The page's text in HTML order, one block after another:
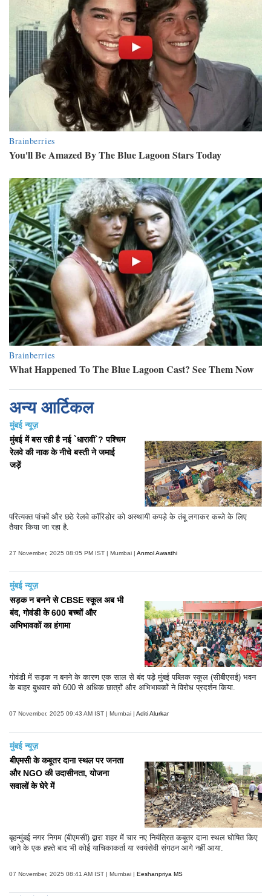
अन्य आर्टिकल
मुंबई न्यूज़
मुंबई में बस रही है नई `धारावी`? पश्चिम
रेलवे की नाक के नीचे बस्ती ने जमाई
जड़ें
परित्यक्त पांचवें और छठे रेलवे कॉरिडोर को अस्थायी कपड़े के तंबू लगाकर कब्जे के लिए
तैयार किया जा रहा है.
27 November, 2025 08:05 PM IST | Mumbai | Anmol Awasthi
मुंबई न्यूज़
सड़क न बनने से CBSE स्कूल अब भी
बंद, गोवंडी के 600 बच्चों और
अभिभावकों का हंगामा
गोवंडी में सड़क न बनने के कारण एक साल से बंद पड़े मुंबई पब्लिक स्कूल (सीबीएसई) भवन
के बाहर बुधवार को 600 से अधिक छात्रों और अभिभावकों ने विरोध प्रदर्शन किया.
07 November, 2025 09:43 AM IST | Mumbai | Aditi Alurkar
मुंबई न्यूज़
बीएमसी के कबूतर दाना स्थल पर जनता
और NGO की उदासीनता, योजना
सवालों के घेरे में
बृहन्मुंबई नगर निगम (बीएमसी) द्वारा शहर में चार नए नियंत्रित कबूतर दाना स्थल घोषित किए
जाने के एक हफ़्ते बाद भी कोई याचिकाकर्ता या स्वयंसेवी संगठन आगे नहीं आया.
07 November, 2025 08:41 AM IST | Mumbai | Eeshanpriya MS